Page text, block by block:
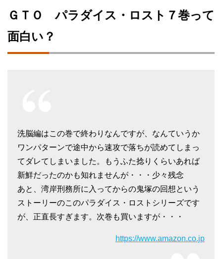
ＧＴＯ パラダイス・ロスト７巻って
面白い？
洗脳編はこの巻で終わりなんですが、なんていうか
ワンパターンで途中から速攻で落ちが読めてしまっ
てダレてしまいました。もうふた捻りくらいあれば
新鮮だったのかも知れませんが・・・少々残念
あと、湾岸刑務所に入ってからの鬼塚の回想という
ストーリーのこのパラダイス・ロストシリーズです
が、正直長すぎます。次巻も買いますが・・・
https://www.amazon.co.jp